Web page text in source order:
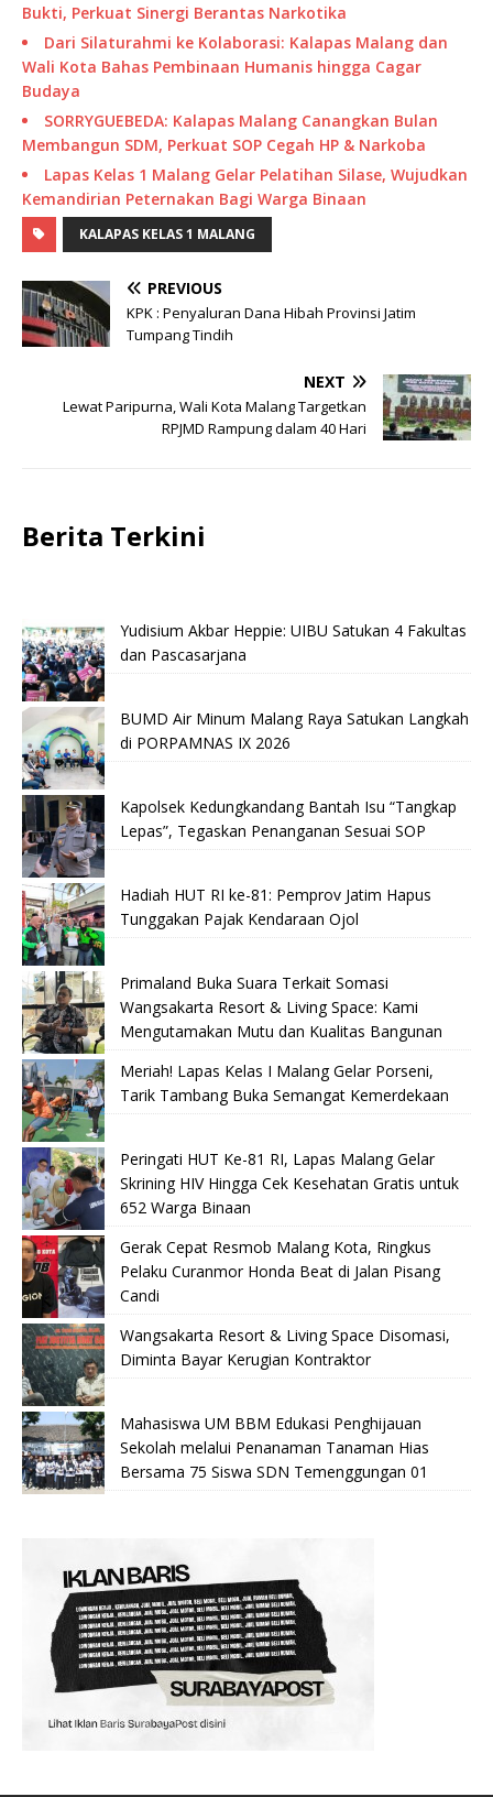
Bukti, Perkuat Sinergi Berantas Narkotika
Dari Silaturahmi ke Kolaborasi: Kalapas Malang dan
Wali Kota Bahas Pembinaan Humanis hingga Cagar
Budaya
SORRYGUEBEDA: Kalapas Malang Canangkan Bulan
Membangun SDM, Perkuat SOP Cegah HP & Narkoba
Lapas Kelas 1 Malang Gelar Pelatihan Silase, Wujudkan
Kemandirian Peternakan Bagi Warga Binaan
KALAPAS KELAS 1 MALANG
PREVIOUS
KPK : Penyaluran Dana Hibah Provinsi Jatim
Tumpang Tindih
NEXT
Lewat Paripurna, Wali Kota Malang Targetkan
RPJMD Rampung dalam 40 Hari
Berita Terkini
Yudisium Akbar Heppie: UIBU Satukan 4 Fakultas
dan Pascasarjana
BUMD Air Minum Malang Raya Satukan Langkah
di PORPAMNAS IX 2026
Kapolsek Kedungkandang Bantah Isu “Tangkap
Lepas”, Tegaskan Penanganan Sesuai SOP
Hadiah HUT RI ke-81: Pemprov Jatim Hapus
Tunggakan Pajak Kendaraan Ojol
Primaland Buka Suara Terkait Somasi
Wangsakarta Resort & Living Space: Kami
Mengutamakan Mutu dan Kualitas Bangunan
Meriah! Lapas Kelas I Malang Gelar Porseni,
Tarik Tambang Buka Semangat Kemerdekaan
Peringati HUT Ke-81 RI, Lapas Malang Gelar
Skrining HIV Hingga Cek Kesehatan Gratis untuk
652 Warga Binaan
Gerak Cepat Resmob Malang Kota, Ringkus
Pelaku Curanmor Honda Beat di Jalan Pisang
Candi
Wangsakarta Resort & Living Space Disomasi,
Diminta Bayar Kerugian Kontraktor
Mahasiswa UM BBM Edukasi Penghijauan
Sekolah melalui Penanaman Tanaman Hias
Bersama 75 Siswa SDN Temenggungan 01